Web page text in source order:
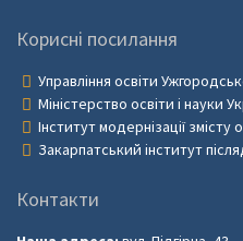
Корисні посилання
Управління освіти
Міністерство освіти і науки
Інститут модернізації змісту
Закарпатський інститут
Контакти